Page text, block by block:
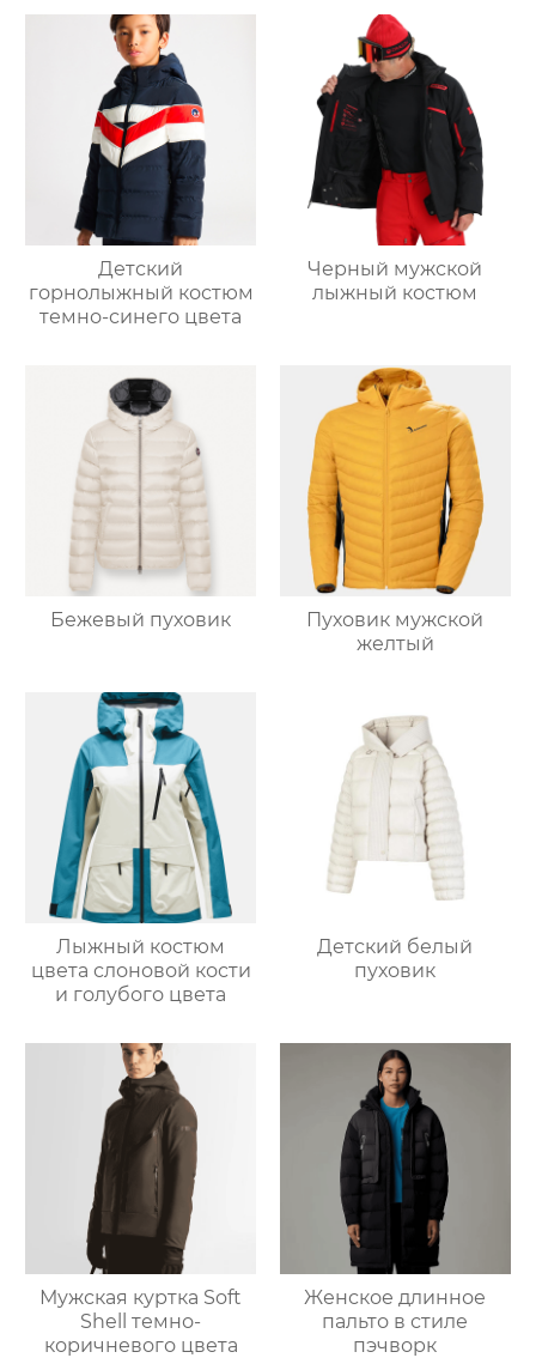
Детский
горнолыжный костюм
темно-синего цвета
Черный мужской
лыжный костюм
Бежевый пуховик
Пуховик мужской
желтый
Лыжный костюм
цвета слоновой кости
и голубого цвета
Детский белый
пуховик
Мужская куртка Soft
Shell темно-
коричневого цвета
Женское длинное
пальто в стиле
пэчворк